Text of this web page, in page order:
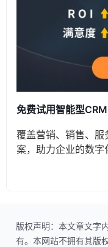
免费试用智能型CRM
覆盖营销、销售、
案，助力企业的数字
版权声明：本文章文字
有。本网站不拥有其版